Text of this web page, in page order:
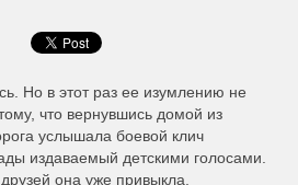
Но в этот раз ее изумлению не
что вернувшись домой из
услышала боевой клич
издаваемый детскими голосами.
она уже привыкла.